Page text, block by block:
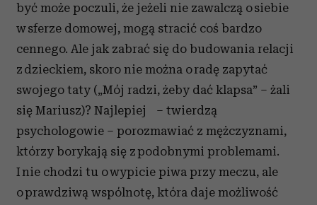
być może poczuli, że jeżeli nie zawalczą o siebie
w sferze domowej, mogą stracić coś bardzo
cennego. Ale jak zabrać się do budowania relacji
z dzieckiem, skoro nie można o radę zapytać
swojego taty („Mój radzi, żeby dać klapsa” – żali
się Mariusz)? Najlepiej – twierdzą
psychologowie – porozmawiać z mężczyznami,
którzy borykają się z podobnymi problemami.
I nie chodzi tu o wypicie piwa przy meczu, ale
o prawdziwą wspólnotę, która daje możliwość